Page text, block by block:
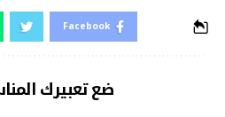
Facebook
ضع تعبيرك